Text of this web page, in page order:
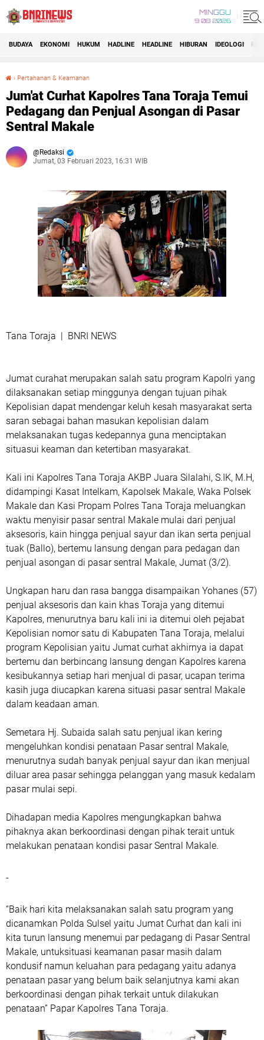
MINGGU
9 08 2026
BUDAYA EKONOMI HUKUM HADLINE HEADLINE HIBURAN IDEOLOGI
› Pertahanan & Keamanan
Jum'at Curhat Kapolres Tana Toraja Temui
Pedagang dan Penjual Asongan di Pasar
Sentral Makale
Redaksi
Jumat, 03 Februari 2023, 16:31 WIB
Tana Toraja | BNRI NEWS
Jumat curahat merupakan salah satu program Kapolri yang
dilaksanakan setiap minggunya dengan tujuan pihak
Kepolisian dapat mendengar keluh kesah masyarakat serta
saran sebagai bahan masukan kepolisian dalam
melaksanakan tugas kedepannya guna menciptakan
situasui keaman dan ketertiban masyarakat.
Kali ini Kapolres Tana Toraja AKBP Juara Silalahi, S.IK, M.H,
didampingi Kasat Intelkam, Kapolsek Makale, Waka Polsek
Makale dan Kasi Propam Polres Tana Toraja meluangkan
waktu menyisir pasar sentral Makale mulai dari penjual
aksesoris, kain hingga penjual sayur dan ikan serta penjual
tuak (Ballo), bertemu lansung dengan para pedagan dan
penjual asongan di pasar sentral Makale, Jumat (3/2).
Ungkapan haru dan rasa bangga disampaikan Yohanes (57)
penjual aksesoris dan kain khas Toraja yang ditemui
Kapolres, menurutnya baru kali ini ia ditemui oleh pejabat
Kepolisian nomor satu di Kabupaten Tana Toraja, melalui
program Kepolisian yaitu Jumat curhat akhirnya ia dapat
bertemu dan berbincang lansung dengan Kapolres karena
kesibukannya setiap hari menjual di pasar, ucapan terima
kasih juga diucapkan karena situasi pasar sentral Makale
dalam keadaan aman.
Semetara Hj. Subaida salah satu penjual ikan kering
mengeluhkan kondisi penataan Pasar sentral Makale,
menurutnya sudah banyak penjual sayur dan ikan menjual
diluar area pasar sehingga pelanggan yang masuk kedalam
pasar mulai sepi.
Dihadapan media Kapolres mengungkapkan bahwa
pihaknya akan berkoordinasi dengan pihak terait untuk
melakukan penataan kondisi pasar Sentral Makale.
-
“Baik hari kita melaksanakan salah satu program yang
dicanamkan Polda Sulsel yaitu Jumat Curhat dan kali ini
kita turun lansung menemui par pedagang di Pasar Sentral
Makale, untuksituasi keamanan pasar masih dalam
kondusif namun keluahan para pedagang yaitu adanya
penataan pasar yang belum baik selanjutnya kami akan
berkoordinasi dengan pihak terkait untuk dilakukan
penataan” Papar Kapolres Tana Toraja.